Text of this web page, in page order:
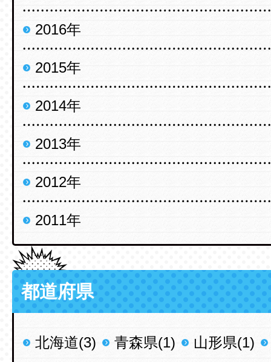
2016年
2015年
2014年
2013年
2012年
2011年
都道府県
北海道(3) 青森県(1)
山形県(1)